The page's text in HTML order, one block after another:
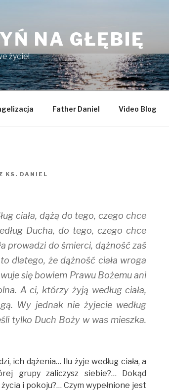
NA GŁĘBIĘ
życie!
Father Daniel Video Blog
KS. DANIEL
ciała, dążą do tego, czego chce
Ducha, do tego, czego chce
prowadzi do śmierci, dążność zaś
dlatego, że dążność ciała wroga
się bowiem Prawu Bożemu ani
A ci, którzy żyją według ciała,
Wy jednak nie żyjecie według
tylko Duch Boży w was mieszka.
ich dążenia… Ilu żyje według ciała, a
grupy zaliczysz siebie?… Dokąd
i pokoju?… Czym wypełnione jest